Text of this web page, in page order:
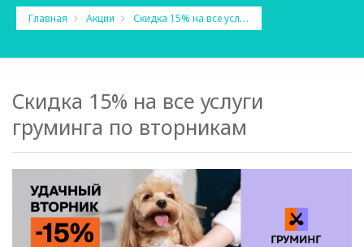
Главная Акции Скидка 15% на все услуги груминга по вторникам
Скидка 15% на все услуги
груминга по вторникам